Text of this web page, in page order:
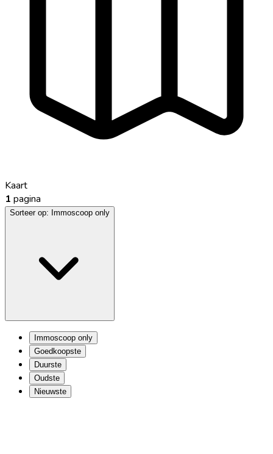
Kaart
1 pagina
Sorteer op: Immoscoop only
Immoscoop only
Goedkoopste
Duurste
Oudste
Nieuwste